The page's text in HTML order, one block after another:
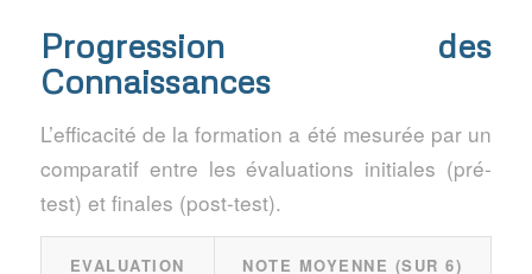
Progression des
Connaissances
L’efficacité de la formation a été mesurée par un
comparatif entre les évaluations initiales (pré-
test) et finales (post-test).
EVALUATION NOTE MOYENNE (SUR 6)